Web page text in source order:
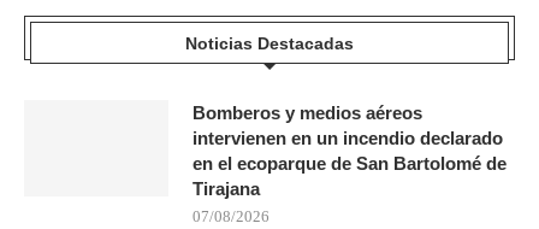
Noticias Destacadas
Bomberos y medios aéreos
intervienen en un incendio declarado
en el ecoparque de San Bartolomé de
Tirajana
07/08/2026